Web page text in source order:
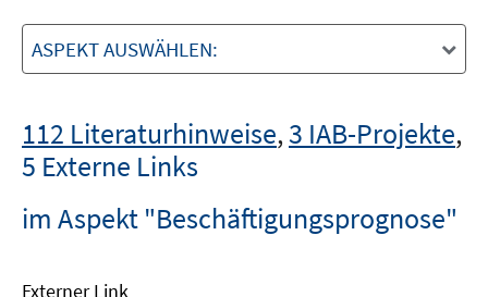
ASPEKT AUSWÄHLEN:
112 Literaturhinweise,3 IAB-Projekte,
5 Externe Links
im Aspekt "Beschäftigungsprognose"
Externer Link